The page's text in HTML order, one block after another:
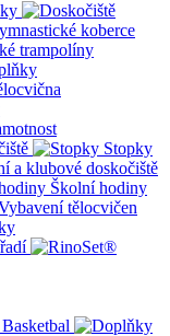
koberce
trampolíny
Stopky
Školní hodiny
Basketbal